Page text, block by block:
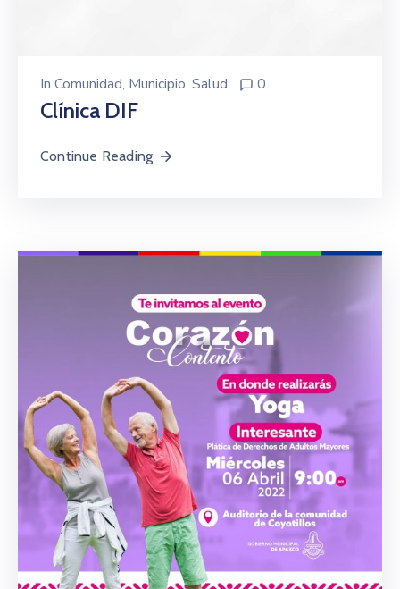
In Comunidad‚ Municipio‚ Salud 0
Clínica DIF
Continue Reading